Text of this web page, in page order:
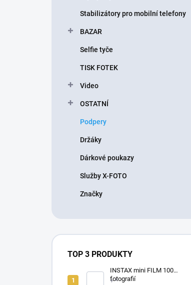
Stabilizátory pro mobilní telefony
BAZAR
Selfie tyče
TISK FOTEK
Video
OSTATNÍ
Podpery
Držáky
Dárkové poukazy
Služby X-FOTO
Značky
TOP 3 PRODUKTY
INSTAX mini FILM 100
fotografií
+ *